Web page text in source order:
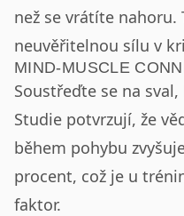
než se vrátíte
neuvěřitelnou sílu v
MIND-MUSCLE
Soustřeďte se na
Studie potvrzují, že
během pohybu
procent, což je u
faktor.